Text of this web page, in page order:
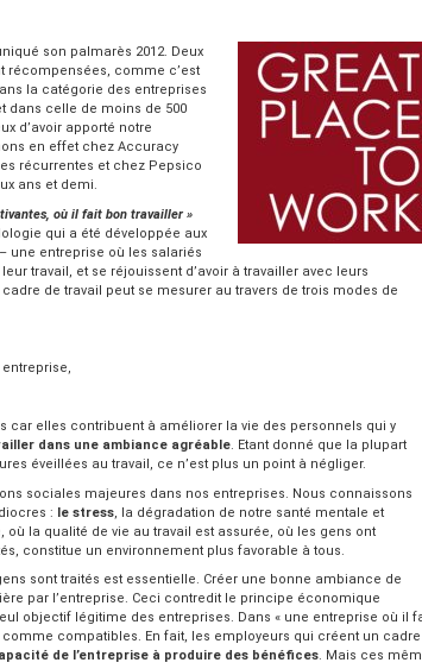
son palmarès 2012. Deux
récompensées, comme c’est
la catégorie des entreprises
dans celle de moins de 500
d’avoir apporté notre
en effet chez Accuracy
récurrentes et chez Pepsico
ans et demi.
où il fait bon travailler »
qui a été développée aux
une entreprise où les salariés
travail, et se réjouissent d’avoir à travailler avec leurs
de travail peut se mesurer au travers de trois modes de
car elles contribuent à améliorer la vie des personnels qui y
dans une ambiance agréable. Etant donné que la plupart
éveillées au travail, ce n’est plus un point à négliger.
sociales majeures dans nos entreprises. Nous connaissons
: le stress, la dégradation de notre santé mentale et
la qualité de vie au travail est assurée, où les gens ont
constitue un environnement plus favorable à tous.
sont traités est essentielle. Créer une bonne ambiance de
par l’entreprise. Ceci contredit le principe économique
objectif légitime des entreprises. Dans « une entreprise où il
compatibles. En fait, les employeurs qui créent un cadre
de l’entreprise à produire des bénéfices. Mais ces